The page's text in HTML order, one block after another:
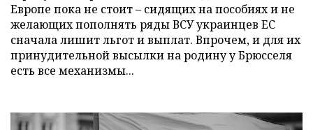
Европе пока не стоит – сидящих на пособиях и не
желающих пополнять ряды ВСУ украинцев ЕС
сначала лишит льгот и выплат. Впрочем, и для их
принудительной высылки на родину у Брюсселя
есть все механизмы...